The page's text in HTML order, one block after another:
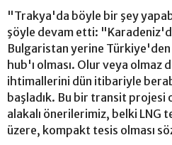
"Trakya'da böyle bir şey
şöyle devam etti:
Bulgaristan yerine
hub'ı olması. Olur veya olmaz
ihtimallerini dün itibariyle
başladık. Bu bir transit projesi
alakalı önerilerimiz, belki LNG
üzere, kompakt tesis olması